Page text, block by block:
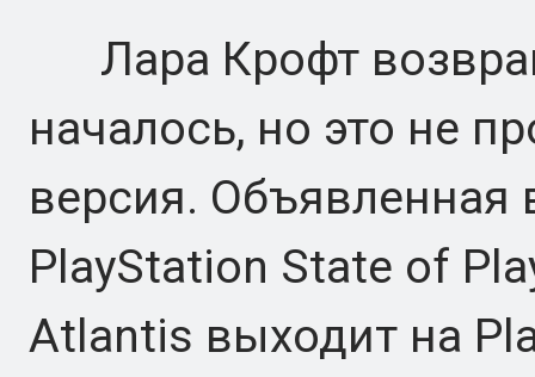
Лара Крофт
началось, но это не
версия. Объявленная
PlayStation State of
Atlantis выходит на